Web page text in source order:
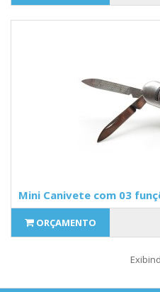
Mini Canivete com 03
ORÇAMENTO